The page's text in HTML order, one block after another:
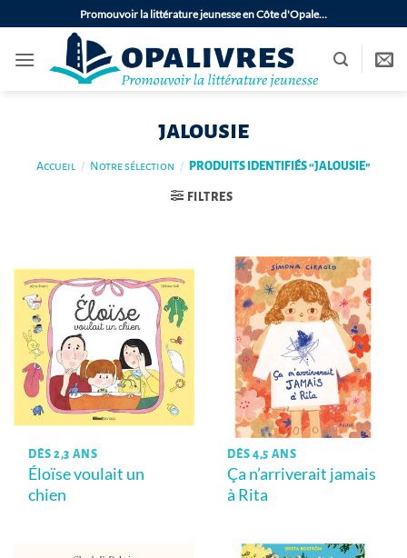
au
contenu
Promouvoir la littérature jeunesse en Côte d'Opale…
jalousie
Accueil / Notre sélection / PRODUITS IDENTIFIÉS “JALOUSIE”
FILTRES
DÈS 2,3 ANS
Éloïse voulait un
chien
DÈS 4,5 ANS
Ça n’arriverait jamais
à Rita